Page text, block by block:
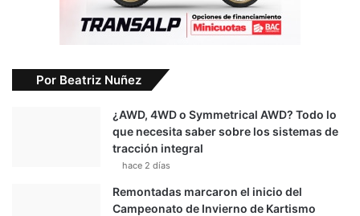
Por Beatriz Nuñez
¿AWD, 4WD o Symmetrical AWD? Todo lo
que necesita saber sobre los sistemas de
tracción integral
hace 2 días
Remontadas marcaron el inicio del
Campeonato de Invierno de Kartismo